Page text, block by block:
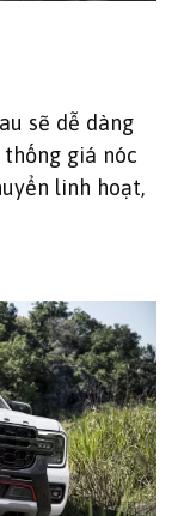
sẽ dễ dàng
giá nóc
linh hoạt,